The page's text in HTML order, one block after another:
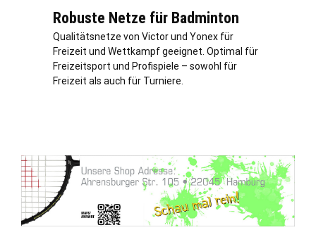
Robuste Netze für Badminton
Qualitätsnetze von Victor und Yonex für
Freizeit und Wettkampf geeignet. Optimal für
Freizeitsport und Profispiele – sowohl für
Freizeit als auch für Turniere.